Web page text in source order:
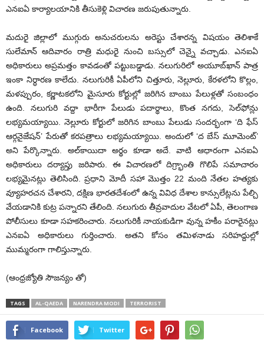
ఎనఐఏ కార్యాలయానికి తీసుకెళ్లి విచారణ జరుపుతున్నారు.
మదురై జిల్లాలో ముగ్గురు అనుచరులను అరెస్టు చేశారన్న విషయం తెలిశాకే
సులేమాన్‌ ఆదివారం రాత్రి మధురై నుంచి బస్సులో చెన్నై వచ్చాడు. ఎనఐఏ
అధికారులు అప్రమత్తం కావడంతో పట్టుబడ్డాడు. నలుగురిలో అయూబ్‌ఖాన్‌ పాత్ర
ఇంకా నిర్ధారణ కాలేదు. నలుగురికీ ఏపీలోని చిత్తూరు, నెల్లూరు, కేరళలోని కొల్లం,
మళప్పురం, కర్ణాటకలోని మైసూరు కోర్టుల్లో జరిగిన బాంబు పేలుళ్లతో సంబంధం
ఉంది. నలుగురి వద్దా భారీగా పేలుడు పదార్థాలు, కొంత నగదు, సెల్‌ఫోన్లు
లభ్యమయ్యాయి. నెల్లూరు కోర్టులో జరిగిన బాంబు పేలుడు సందర్భంగా ‘ది ఫేస్‌
ఆర్గనైజేషన్‌’ పేరుతో కరపత్రాలు లభ్యమయ్యాయి. అందులో ‘ద బేస్‌ మూమెంట్‌’
అని పేర్కొన్నారు. అల్‌కాయిదా అర్థం కూడా అదే. వాటి ఆధారంగా ఎనఐఏ
అధికారులు దర్యాప్తు జరిపారు. ఈ విచారణలో దిగ్ర్భాంతి గొలిపే సమాచారం
లభ్యమైనట్లు తెలిసింది. ప్రధాని మోదీ సహా మొత్తం 22 మంది నేతల హత్యకు
వ్యూహరచన చేశారని, దక్షిణ భారతదేశంలో ఉన్న వివిధ దేశాల కాన్సులేట్లను పేల్చి
వేయడానికి కుట్ర పన్నారని తేలింది. నలుగురు తీవ్రవాదుల వేటలో ఏపీ, తెలంగాణ
పోలీసులు కూడా సహకరించారు. నలుగురికీ నాయకుడిగా వున్న హకీం పరారైనట్లు
ఎనఐఏ అధికారులు గుర్తించారు. అతని కోసం తమిళనాడు సరిహద్దుల్లో
ముమ్మరంగా గాలిస్తున్నారు.
(ఆంధ్రజ్యోతి సౌజన్యం తో)
TAGS AL-QAEDA NARENDRA MODI TERRORIST
Facebook Twitter